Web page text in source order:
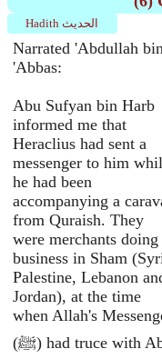
Hadith الحديث
Narrated 'Abdullah
'Abbas:
Abu Sufyan bin Harb
informed me that
Heraclius had sent a
messenger to him
he had been
accompanying a
from Quraish. They
were merchants doing
business in Sham
Palestine, Lebanon
Jordan), at the time
when Allah's
(ﷺ) had truce with Abu